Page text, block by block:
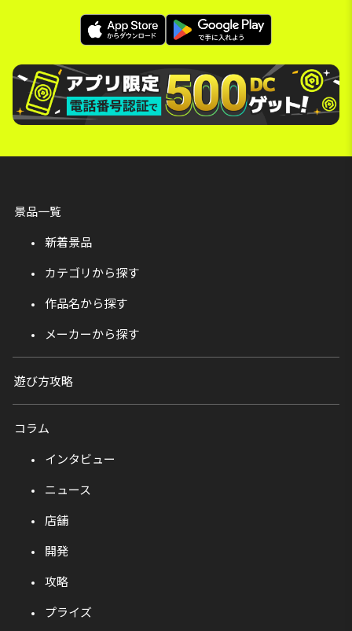
景品一覧
新着景品
カテゴリから探す
作品名から探す
メーカーから探す
遊び方攻略
コラム
インタビュー
ニュース
店舗
開発
攻略
プライズ